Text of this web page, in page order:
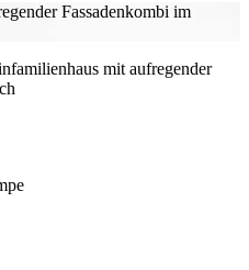
Fassadenkombi im
mit aufregender